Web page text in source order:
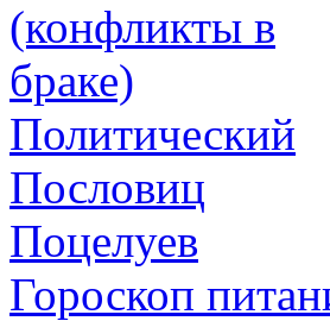
(конфликты в
браке)
Политический
Пословиц
Поцелуев
Гороскоп